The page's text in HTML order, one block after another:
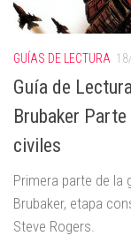
GUÍAS DE LECTURA
Guía de
Brubaker
civiles
Primera parte de la
Brubaker, etapa
Steve Rogers.